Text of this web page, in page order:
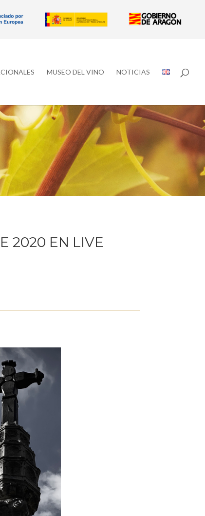
MUSEO DEL VINO NOTICIAS
2020 EN LIVE